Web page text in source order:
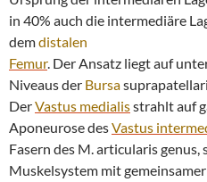
in 40% auch die intermediäre
demdistalen
Femur. Der Ansatz liegt auf
Niveaus der Bursa
DerVastus medialisstrahlt auf
Aponeurose desVastus
Fasern des M. articularis
Muskelsystem mit